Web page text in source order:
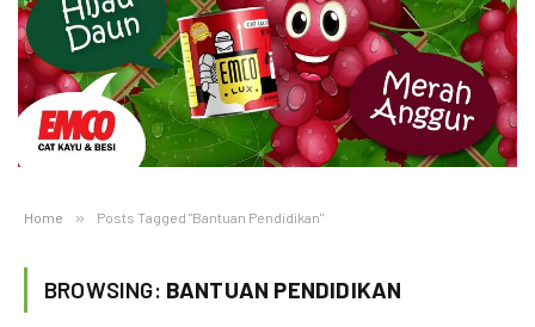
Home » Posts Tagged "Bantuan Pendidikan"
BROWSING: BANTUAN PENDIDIKAN